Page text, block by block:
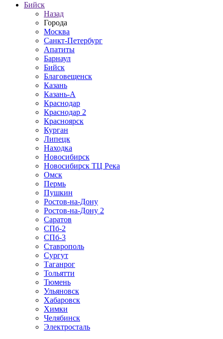
Бийск
Назад
Города
Москва
Санкт-Петербург
Апатиты
Барнаул
Бийск
Благовещенск
Казань
Казань-А
Краснодар
Краснодар 2
Красноярск
Курган
Липецк
Находка
Новосибирск
Новосибирск ТЦ Река
Омск
Пермь
Пушкин
Ростов-на-Дону
Ростов-на-Дону 2
Саратов
СПб-2
СПб-3
Ставрополь
Сургут
Таганрог
Тольятти
Тюмень
Ульяновск
Хабаровск
Химки
Челябинск
Электросталь